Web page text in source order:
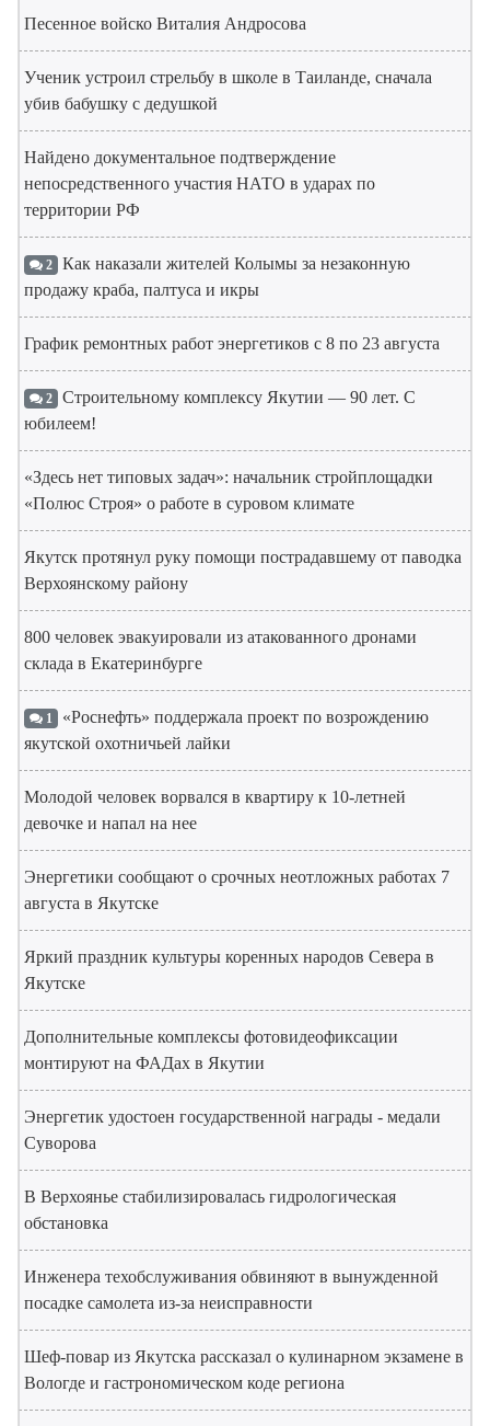
Песенное войско Виталия Андросова
Ученик устроил стрельбу в школе в Таиланде, сначала
убив бабушку с дедушкой
Найдено документальное подтверждение
непосредственного участия НАТО в ударах по
территории РФ
2 Как наказали жителей Колымы за незаконную
продажу краба, палтуса и икры
График ремонтных работ энергетиков с 8 по 23 августа
2 Строительному комплексу Якутии — 90 лет. С
юбилеем!
«Здесь нет типовых задач»: начальник стройплощадки
«Полюс Строя» о работе в суровом климате
Якутск протянул руку помощи пострадавшему от паводка
Верхоянскому району
800 человек эвакуировали из атакованного дронами
склада в Екатеринбурге
1 «Роснефть» поддержала проект по возрождению
якутской охотничьей лайки
Молодой человек ворвался в квартиру к 10-летней
девочке и напал на нее
Энергетики сообщают о срочных неотложных работах 7
августа в Якутске
Яркий праздник культуры коренных народов Севера в
Якутске
Дополнительные комплексы фотовидеофиксации
монтируют на ФАДах в Якутии
Энергетик удостоен государственной награды - медали
Суворова
В Верхоянье стабилизировалась гидрологическая
обстановка
Инженера техобслуживания обвиняют в вынужденной
посадке самолета из-за неисправности
Шеф-повар из Якутска рассказал о кулинарном экзамене в
Вологде и гастрономическом коде региона